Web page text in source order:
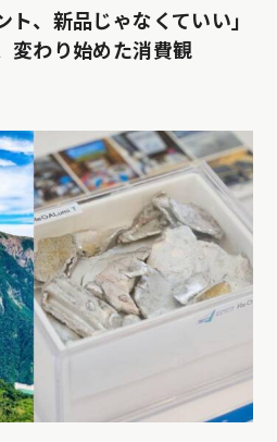
ト、新品じゃなくていい」
変わり始めた消費観